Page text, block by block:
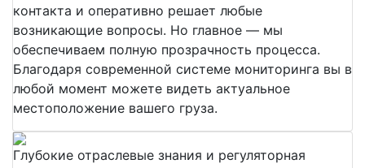
контакта и оперативно решает любые
возникающие вопросы. Но главное — мы
обеспечиваем полную прозрачность процесса.
Благодаря современной системе мониторинга вы в
любой момент можете видеть актуальное
местоположение вашего груза.
Глубокие отраслевые знания и регуляторная